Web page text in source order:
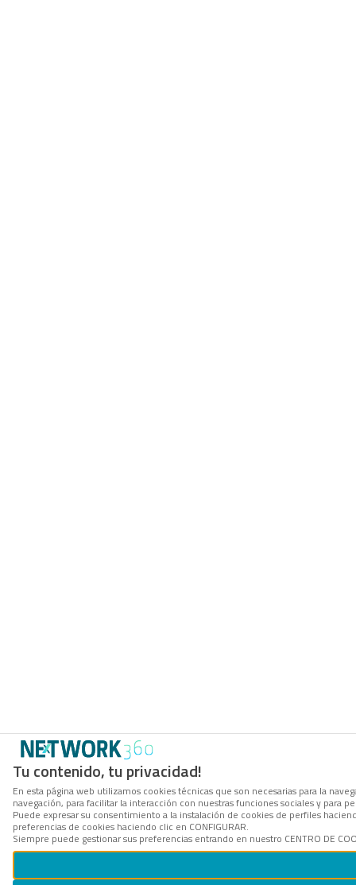
Tu contenido, tu privacidad!
En esta página web utilizamos cookies técnicas que son necesarias para la
navegación, para facilitar la interacción con nuestras funciones sociales y
Puede expresar su consentimiento a la instalación de cookies de perfiles
preferencias de cookies haciendo clic en CONFIGURAR.
Siempre puede gestionar sus preferencias entrando en nuestro CENTRO DE